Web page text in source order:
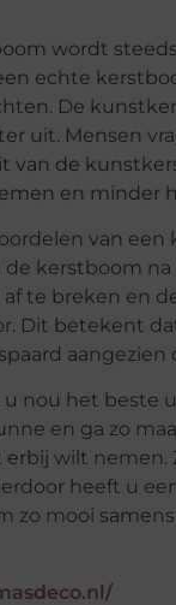
wordt
echte
De
uit. Mensen
van de
en minder
van
kerstboom
te breken en
Dit betekent
u nou het beste
en ga zo
erbij wilt
heeft u
zo mooi